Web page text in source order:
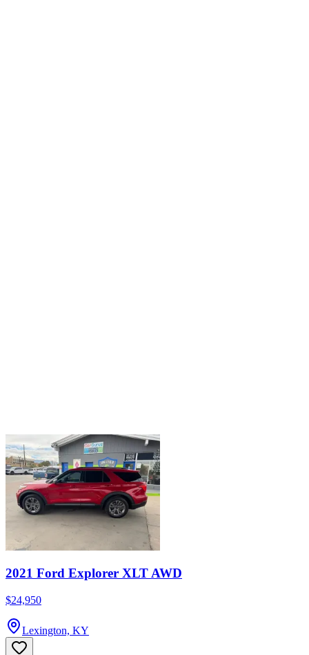
2021 Ford Explorer XLT AWD
$24,950
Lexington, KY